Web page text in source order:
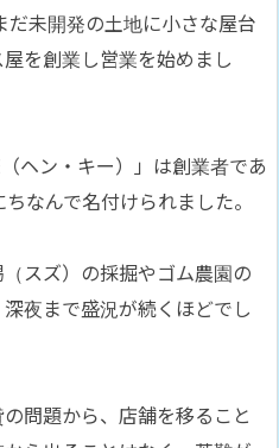
未開発の土地に小さな屋台
を創業し営業を始めまし
ヘン・キー）」は創業者であ
なんで名付けられました。
スズ）の採掘やゴム農園の
夜まで盛況が続くほどでし
問題から、店舗を移ること